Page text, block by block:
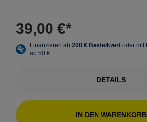
39,00 €*
DETAILS
IN DEN WARENKORB